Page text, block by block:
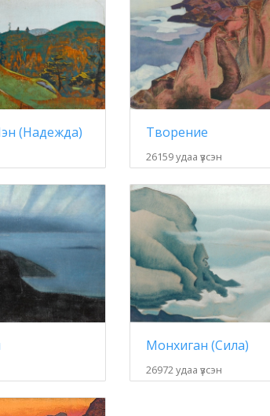
(Надежда) Творение
26159 удаа үзсэн
Монхиган (Сила)
26972 удаа үзсэн